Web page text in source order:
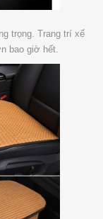
trọng. Trang trí xế
bao giờ hết.